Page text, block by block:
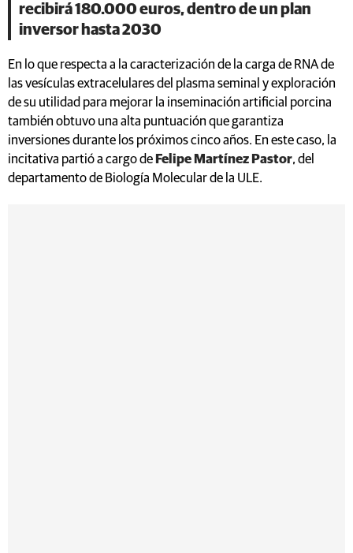
recibirá 180.000 euros, dentro de un plan
inversor hasta 2030
En lo que respecta a la caracterización de la carga de RNA de
las vesículas extracelulares del plasma seminal y exploración
de su utilidad para mejorar la inseminación artificial porcina
también obtuvo una alta puntuación que garantiza
inversiones durante los próximos cinco años. En este caso, la
incitativa partió a cargo de Felipe Martínez Pastor, del
departamento de Biología Molecular de la ULE.